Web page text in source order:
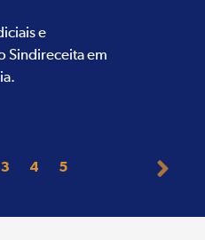
e
Sindireceita em
3 4 5